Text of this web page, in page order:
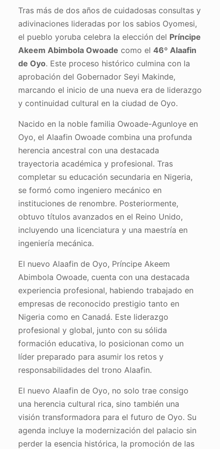
Tras más de dos años de cuidadosas consultas y
adivinaciones lideradas por los sabios Oyomesi,
el pueblo yoruba celebra la elección del Príncipe
Akeem Abimbola Owoade como el 46º Alaafin
de Oyo. Este proceso histórico culmina con la
aprobación del Gobernador Seyi Makinde,
marcando el inicio de una nueva era de liderazgo
y continuidad cultural en la ciudad de Oyo.
Nacido en la noble familia Owoade-Agunloye en
Oyo, el Alaafin Owoade combina una profunda
herencia ancestral con una destacada
trayectoria académica y profesional. Tras
completar su educación secundaria en Nigeria,
se formó como ingeniero mecánico en
instituciones de renombre. Posteriormente,
obtuvo títulos avanzados en el Reino Unido,
incluyendo una licenciatura y una maestría en
ingeniería mecánica.
El nuevo Alaafin de Oyo, Príncipe Akeem
Abimbola Owoade, cuenta con una destacada
experiencia profesional, habiendo trabajado en
empresas de reconocido prestigio tanto en
Nigeria como en Canadá. Este liderazgo
profesional y global, junto con su sólida
formación educativa, lo posicionan como un
líder preparado para asumir los retos y
responsabilidades del trono Alaafin.
El nuevo Alaafin de Oyo, no solo trae consigo
una herencia cultural rica, sino también una
visión transformadora para el futuro de Oyo. Su
agenda incluye la modernización del palacio sin
perder la esencia histórica, la promoción de las